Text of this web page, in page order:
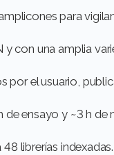
para
con una amplia
por el usuario,
de ensayo y ~3 h de
librerías indexadas.